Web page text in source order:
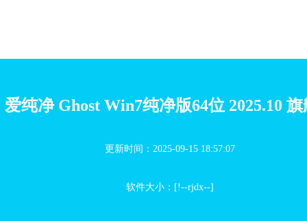
爱纯净 Ghost Win7纯净版64位 2025.10
更新时间：2025-09-15 18:57:07
软件大小：[!--rjdx--]